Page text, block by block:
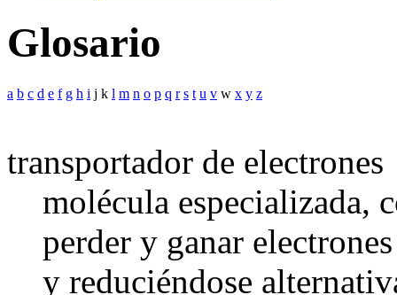
Glosario
a b c d e f g h i j k l m n o p q r s t u v w x y z
transportador de electrones
molécula especializada,
perder y ganar
y reduciéndose